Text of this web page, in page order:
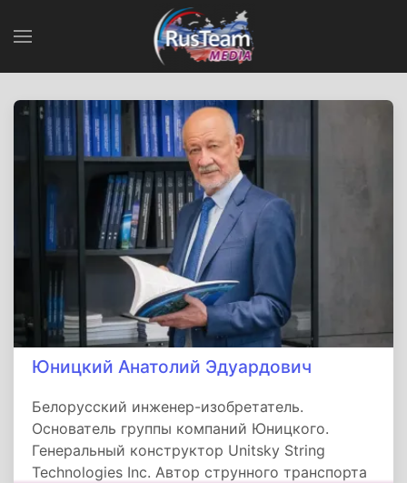
Юницкий Анатолий Эдуардович
Белорусский инженер-изобретатель.
Основатель группы компаний Юницкого.
Генеральный конструктор Unitsky String
Technologies Inc. Автор струнного транспорта